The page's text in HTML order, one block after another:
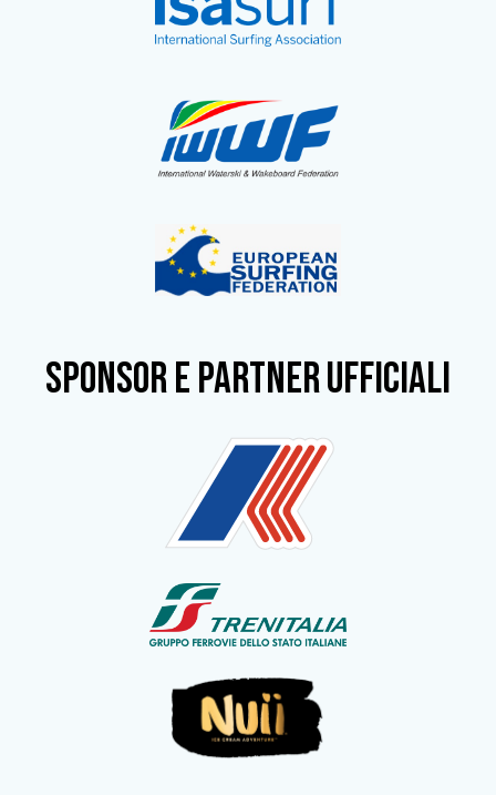
SPONSOR e partner ufficiali